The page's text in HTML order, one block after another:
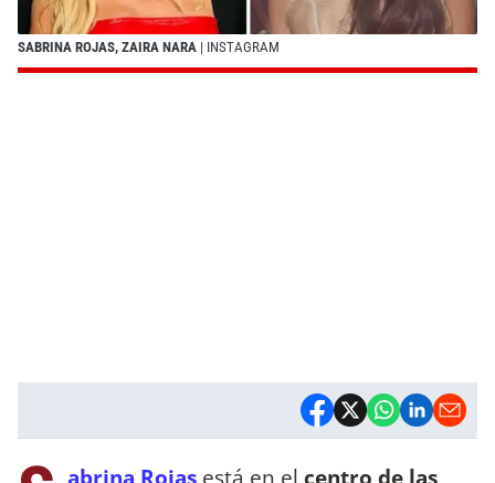
SABRINA ROJAS, ZAIRA NARA | INSTAGRAM
abrina Rojas está en el centro de las